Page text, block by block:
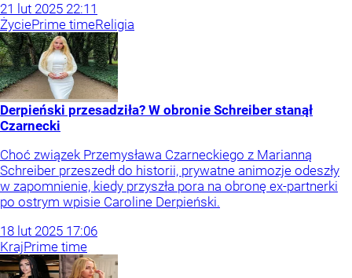
21 lut 2025 22:11
ŻyciePrime timeReligia
Derpieński przesadziła? W obronie Schreiber stanął
Czarnecki
Choć związek Przemysława Czarneckiego z Marianną
Schreiber przeszedł do historii, prywatne animozje odeszły
w zapomnienie, kiedy przyszła pora na obronę ex-partnerki
po ostrym wpisie Caroline Derpieński.
18 lut 2025 17:06
KrajPrime time